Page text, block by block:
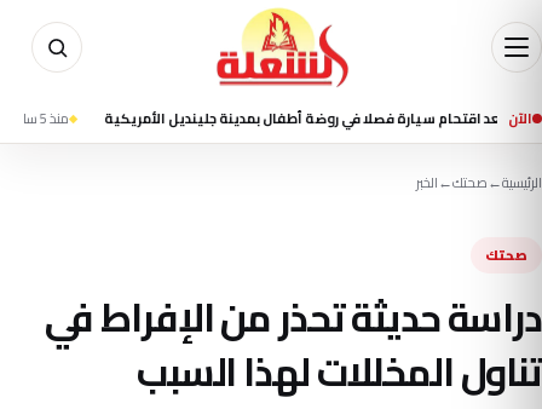
الآن منذ 5 ساعة القوات
الرئيسية←صحتك←الخبر
صحتك
دراسة حديثة تحذر من الإفراط في
تناول المخللات لهذا السبب